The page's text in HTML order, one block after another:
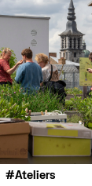
Ateliers